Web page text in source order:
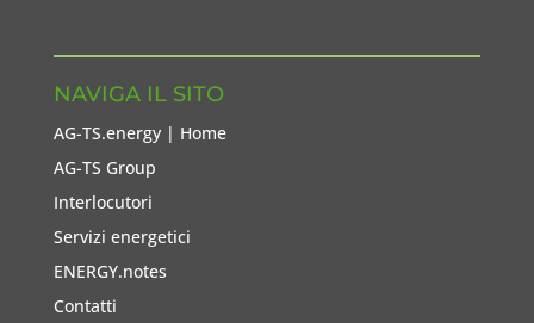
NAVIGA IL SITO
AG-TS.energy | Home
AG-TS Group
Interlocutori
Servizi energetici
ENERGY.notes
Contatti